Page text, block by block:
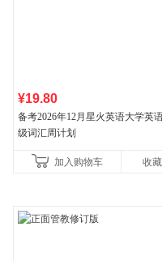
¥19.80
备考2026年12月星火英语大学英
级词汇周计划
加入购物车 收藏